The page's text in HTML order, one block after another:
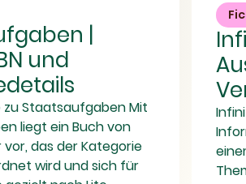
|
und
zu Staatsaufgaben Mit
liegt ein Buch von
vor, das der Kategorie
wird und sich für
Welche
Ausgabe,
welcher
welche